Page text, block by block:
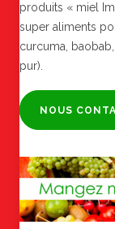
produits « miel
super aliments
curcuma,
pur).
NOUS